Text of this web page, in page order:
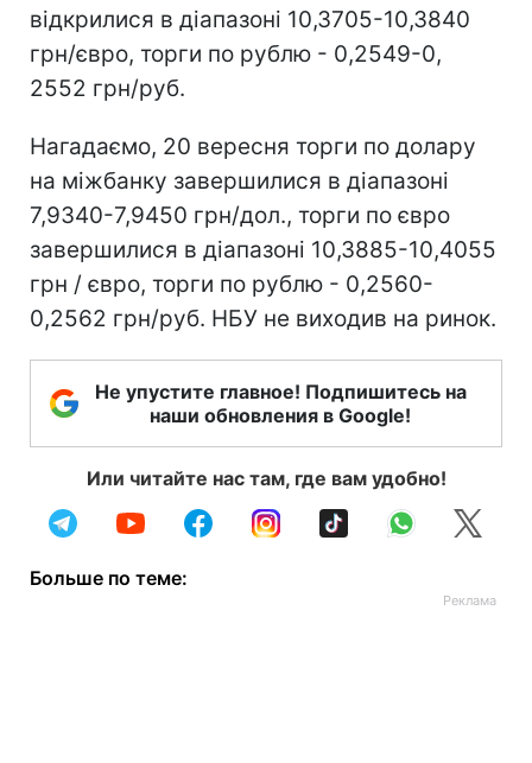
відкрилися в діапазоні 10,3705-10,3840
грн/євро, торги по рублю - 0,2549-0,
2552 грн/руб.
Нагадаємо, 20 вересня торги по долару
на міжбанку завершилися в діапазоні
7,9340-7,9450 грн/дол., торги по євро
завершилися в діапазоні 10,3885-10,4055
грн / євро, торги по рублю - 0,2560-
0,2562 грн/руб. НБУ не виходив на ринок.
Не упустите главное! Подпишитесь на
наши обновления в Google!
Или читайте нас там, где вам удобно!
Больше по теме: